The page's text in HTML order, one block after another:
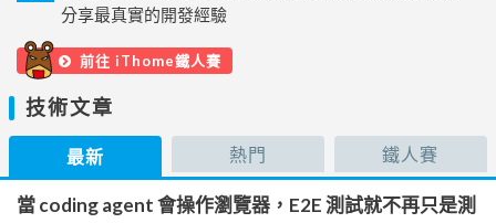
分享最真實的開發經驗
前往 iThome鐵人賽
技術文章
最新 熱門 鐵人賽
當 coding agent 會操作瀏覽器，E2E 測試就不再只是測